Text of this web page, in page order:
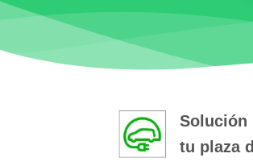
Solución
tu plaza